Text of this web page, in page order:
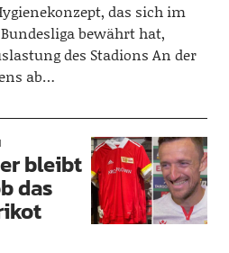
das sich im
bewährt hat,
des Stadions An der
ab…
bleibt
das